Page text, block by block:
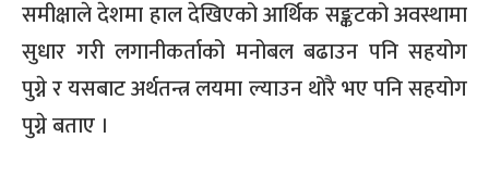
समीक्षाले देशमा हाल देखिएको आर्थिक सङ्कटको अवस्थामा
सुधार गरी लगानीकर्ताको मनोबल बढाउन पनि सहयोग
पुग्ने र यसबाट अर्थतन्त्र लयमा ल्याउन थोरै भए पनि सहयोग
पुग्ने बताए ।